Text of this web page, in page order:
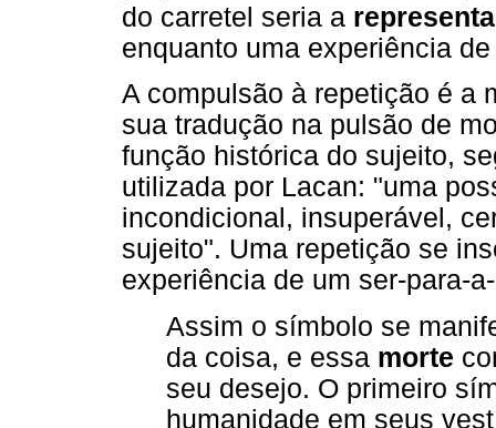
do carretel seria a
enquanto uma experiência
A compulsão à repetição é a
sua tradução na pulsão de
função histórica do sujeito,
utilizada por Lacan: "uma
incondicional, insuperável,
sujeito". Uma repetição se
experiência de um ser-para-
Assim o símbolo se
da coisa, e essa morte
seu desejo. O primeiro
humanidade em seus